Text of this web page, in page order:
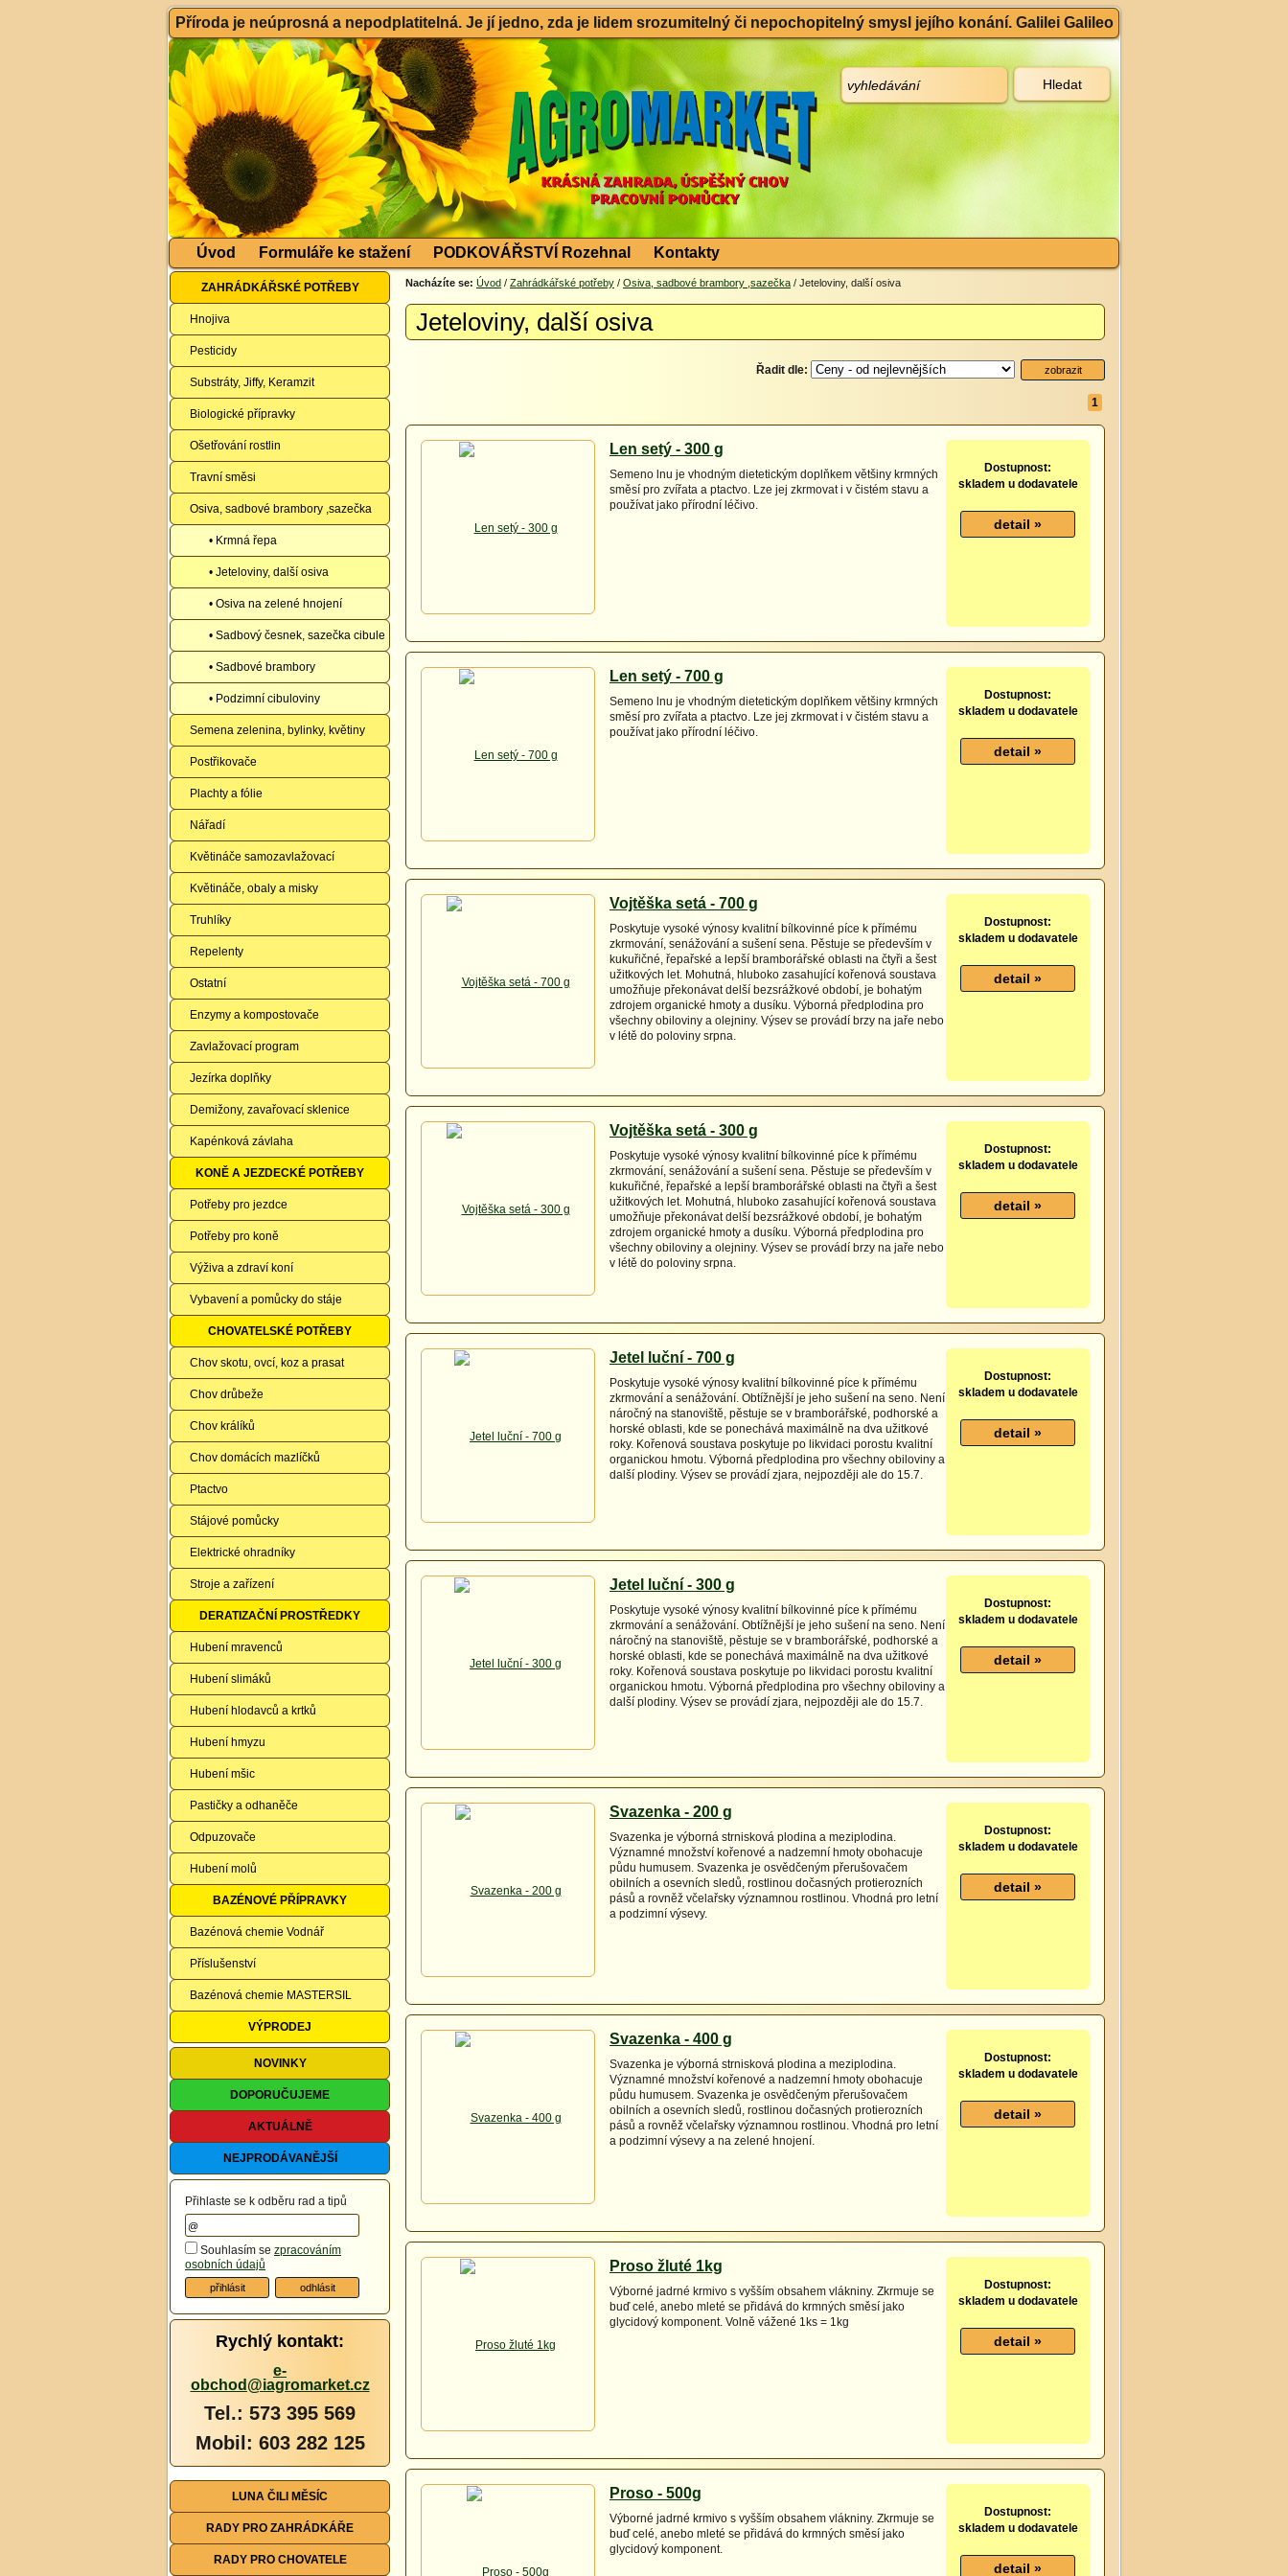
Příroda je neúprosná a nepodplatitelná. Je jí jedno, zda je lidem srozumitelný či nepochopitelný smysl jejího konání. Galilei Galileo
Úvod Formuláře ke stažení PODKOVÁŘSTVÍ Rozehnal Kontakty
ZAHRÁDKÁŘSKÉ POTŘEBY
Hnojiva
Pesticidy
Substráty, Jiffy, Keramzit
Biologické přípravky
Ošetřování rostlin
Travní směsi
Osiva, sadbové brambory ,sazečka
• Krmná řepa
• Jeteloviny, další osiva
• Osiva na zelené hnojení
• Sadbový česnek, sazečka cibule
• Sadbové brambory
• Podzimní cibuloviny
Semena zelenina, bylinky, květiny
Postřikovače
Plachty a fólie
Nářadí
Květináče samozavlažovací
Květináče, obaly a misky
Truhlíky
Repelenty
Ostatní
Enzymy a kompostovače
Zavlažovací program
Jezírka doplňky
Demižony, zavařovací sklenice
Kapénková závlaha
KONĚ A JEZDECKÉ POTŘEBY
Potřeby pro jezdce
Potřeby pro koně
Výživa a zdraví koní
Vybavení a pomůcky do stáje
CHOVATELSKÉ POTŘEBY
Chov skotu, ovcí, koz a prasat
Chov drůbeže
Chov králíků
Chov domácích mazlíčků
Ptactvo
Stájové pomůcky
Elektrické ohradníky
Stroje a zařízení
DERATIZAČNÍ PROSTŘEDKY
Hubení mravenců
Hubení slimáků
Hubení hlodavců a krtků
Hubení hmyzu
Hubení mšic
Pastičky a odhaněče
Odpuzovače
Hubení molů
BAZÉNOVÉ PŘÍPRAVKY
Bazénová chemie Vodnář
Příslušenství
Bazénová chemie MASTERSIL
VÝPRODEJ
NOVINKY
DOPORUČUJEME
AKTUÁLNĚ
NEJPRODÁVANĚJŠÍ
Přihlaste se k odběru rad a tipů
Souhlasím se zpracováním
osobních údajů
Rychlý kontakt:
e-
obchod@iagromarket.cz
Tel.: 573 395 569
Mobil: 603 282 125
LUNA ČILI MĚSÍC
RADY PRO ZAHRÁDKÁŘE
RADY PRO CHOVATELE
Nacházíte se: Úvod / Zahrádkářské potřeby / Osiva, sadbové brambory ,sazečka / Jeteloviny, další osiva
Jeteloviny, další osiva
Řadit dle:
1
Len setý - 300 g
Semeno lnu je vhodným dietetickým doplňkem většiny krmných
směsí pro zvířata a ptactvo. Lze jej zkrmovat i v čistém stavu a
používat jako přírodní léčivo.
Dostupnost:
skladem u dodavatele
Len setý - 700 g
Semeno lnu je vhodným dietetickým doplňkem většiny krmných
směsí pro zvířata a ptactvo. Lze jej zkrmovat i v čistém stavu a
používat jako přírodní léčivo.
Dostupnost:
skladem u dodavatele
Vojtěška setá - 700 g
Poskytuje vysoké výnosy kvalitní bílkovinné píce k přímému
zkrmování, senážování a sušení sena. Pěstuje se především v
kukuřičné, řepařské a lepší bramborářské oblasti na čtyři a šest
užitkových let. Mohutná, hluboko zasahující kořenová soustava
umožňuje překonávat delší bezsrážkové období, je bohatým
zdrojem organické hmoty a dusíku. Výborná předplodina pro
všechny obiloviny a olejniny. Výsev se provádí brzy na jaře nebo
v létě do poloviny srpna.
Dostupnost:
skladem u dodavatele
Vojtěška setá - 300 g
Poskytuje vysoké výnosy kvalitní bílkovinné píce k přímému
zkrmování, senážování a sušení sena. Pěstuje se především v
kukuřičné, řepařské a lepší bramborářské oblasti na čtyři a šest
užitkových let. Mohutná, hluboko zasahující kořenová soustava
umožňuje překonávat delší bezsrážkové období, je bohatým
zdrojem organické hmoty a dusíku. Výborná předplodina pro
všechny obiloviny a olejniny. Výsev se provádí brzy na jaře nebo
v létě do poloviny srpna.
Dostupnost:
skladem u dodavatele
Jetel luční - 700 g
Poskytuje vysoké výnosy kvalitní bílkovinné píce k přímému
zkrmování a senážování. Obtížnější je jeho sušení na seno. Není
náročný na stanoviště, pěstuje se v bramborářské, podhorské a
horské oblasti, kde se ponechává maximálně na dva užitkové
roky. Kořenová soustava poskytuje po likvidaci porostu kvalitní
organickou hmotu. Výborná předplodina pro všechny obiloviny a
další plodiny. Výsev se provádí zjara, nejpozději ale do 15.7.
Dostupnost:
skladem u dodavatele
Jetel luční - 300 g
Poskytuje vysoké výnosy kvalitní bílkovinné píce k přímému
zkrmování a senážování. Obtížnější je jeho sušení na seno. Není
náročný na stanoviště, pěstuje se v bramborářské, podhorské a
horské oblasti, kde se ponechává maximálně na dva užitkové
roky. Kořenová soustava poskytuje po likvidaci porostu kvalitní
organickou hmotu. Výborná předplodina pro všechny obiloviny a
další plodiny. Výsev se provádí zjara, nejpozději ale do 15.7.
Dostupnost:
skladem u dodavatele
Svazenka - 200 g
Svazenka je výborná strnisková plodina a meziplodina.
Významné množství kořenové a nadzemní hmoty obohacuje
půdu humusem. Svazenka je osvědčeným přerušovačem
obilních a osevních sledů, rostlinou dočasných protierozních
pásů a rovněž včelařsky významnou rostlinou. Vhodná pro letní
a podzimní výsevy.
Dostupnost:
skladem u dodavatele
Svazenka - 400 g
Svazenka je výborná strnisková plodina a meziplodina.
Významné množství kořenové a nadzemní hmoty obohacuje
půdu humusem. Svazenka je osvědčeným přerušovačem
obilních a osevních sledů, rostlinou dočasných protierozních
pásů a rovněž včelařsky významnou rostlinou. Vhodná pro letní
a podzimní výsevy a na zelené hnojení.
Dostupnost:
skladem u dodavatele
Proso žluté 1kg
Výborné jadrné krmivo s vyšším obsahem vlákniny. Zkrmuje se
buď celé, anebo mleté se přidává do krmných směsí jako
glycidový komponent. Volně vážené 1ks = 1kg
Dostupnost:
skladem u dodavatele
Proso - 500g
Výborné jadrné krmivo s vyšším obsahem vlákniny. Zkrmuje se
buď celé, anebo mleté se přidává do krmných směsí jako
glycidový komponent.
Dostupnost:
skladem u dodavatele